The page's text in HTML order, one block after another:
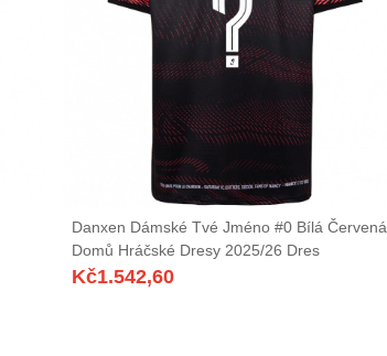
Danxen Dámské Tvé Jméno #0 Bílá Červená
Domů Hráčské Dresy 2025/26 Dres
Kč1.542,60